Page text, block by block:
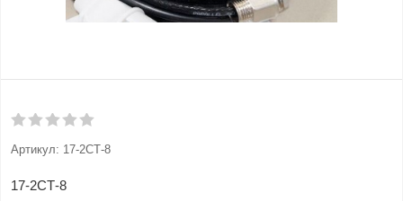
Артикул: 17-2СТ-8
17-2СТ-8